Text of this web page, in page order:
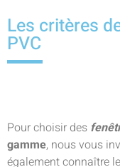
Les critères
PVC
Pour choisir des
gamme, nous vous
également connaître